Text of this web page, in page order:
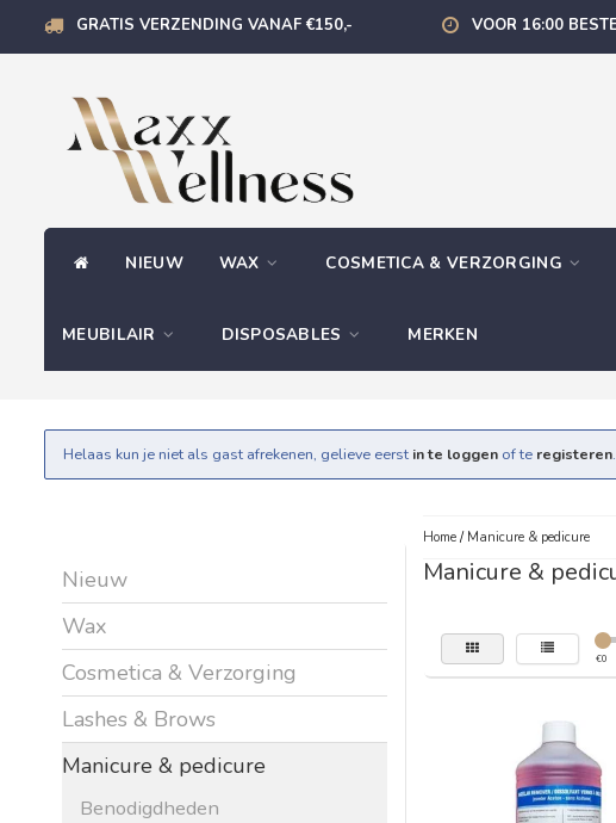
GRATIS VERZENDING VANAF €150,- VOOR 16:00
NIEUW WAX COSMETICA & VERZORGING
MEUBILAIR DISPOSABLES MERKEN
Helaas kun je niet als gast afrekenen, gelieve eerst in te loggen of te registeren.
Nieuw
Wax
Cosmetica & Verzorging
Lashes & Brows
Manicure & pedicure
Benodigdheden
Home/ Manicure & pedicure
Manicure &
€0